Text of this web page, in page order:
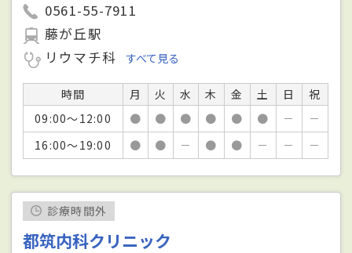
0561-55-7911
藤が丘駅
リウマチ科
すべて見る
時間 月 火 水 木 金 土 日
祝
09:00～12:00
● ● ● ● ● ● －
－
16:00～19:00
● ● － ● ● － － －
診療時間外
都筑内科クリニック